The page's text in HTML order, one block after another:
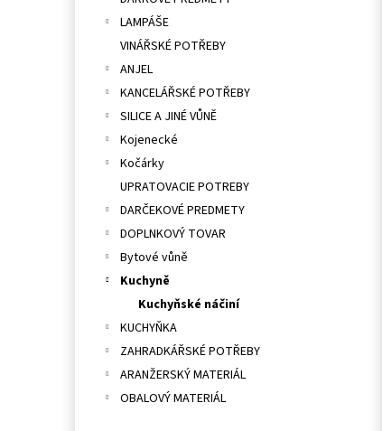
LAMPÁŠE
VINÁŘSKÉ POTŘEBY
ANJEL
KANCELÁŘSKÉ POTŘEBY
SILICE A JINÉ VŮNĚ
Kojenecké
Kočárky
UPRATOVACIE POTREBY
DARČEKOVÉ PREDMETY
DOPLNKOVÝ TOVAR
Bytové vůně
Kuchyně
Kuchyňské náčiní
KUCHYŇKA
ZAHRADKÁŘSKÉ POTŘEBY
ARANŽERSKÝ MATERIÁL
OBALOVÝ MATERIÁL